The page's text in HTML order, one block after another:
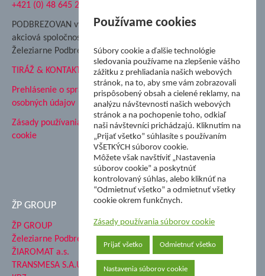
+421 (0) 48 645 2711
PODBREZOVAN vydáva
akciová spoločnosť
Železiarne Podbrezová
TIRÁŽ & KONTAKT
Prehlásenie o spracovaní
osobných údajov
Zásady používania súborov
cookie
Nadácia Železiarne
ŽP Informatika s.r.o.
ŠK Železiarne Podbrezová
Tále a.s.
ŽP GROUP
ŽP GROUP
Železiarne Podbrezová a.s.
ŽIAROMAT a.s.
TRANSMESA S.A.U.
Používame cookies
Súbory cookie a ďalšie technológie
sledovania používame na zlepšenie vášho
zážitku z prehliadania našich webových
stránok, na to, aby sme vám zobrazovali
prispôsobený obsah a cielené reklamy, na
analýzu návštevnosti našich webových
stránok a na pochopenie toho, odkiaľ
naši návštevníci prichádzajú. Kliknutím na
„Prijať všetko” súhlasíte s používaním
VŠETKÝCH súborov cookie.
Môžete však navštíviť „Nastavenia
súborov cookie” a poskytnúť
kontrolovaný súhlas, alebo kliknúť na
“Odmietnuť všetko” a odmietnuť všetky
cookie okrem funkčnych.
Zásady používania súborov cookie
Prijať všetko Odmietnuť všetko
Nastavenia súborov cookie